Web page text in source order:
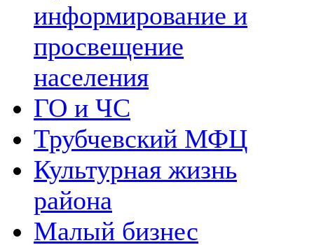
информирование и
просвещение
населения
ГО и ЧС
Трубчевский МФЦ
Культурная жизнь
района
Малый бизнес